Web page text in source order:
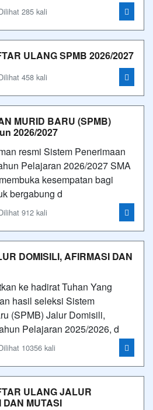
285 kali
ULANG SPMB 2026/2027
458 kali
MURID BARU (SPMB)
2026/2027
resmi Sistem Penerimaan
Pelajaran 2026/2027 SMA
kesempatan bagi
bergabung d
912 kali
DOMISILI, AFIRMASI DAN
ke hadirat Tuhan Yang
hasil seleksi Sistem
(SPMB) Jalur Domisili,
Pelajaran 2025/2026, d
10356 kali
ULANG JALUR
DAN MUTASI